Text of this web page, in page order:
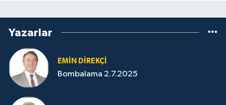
Yazarlar
EMIN DIREKÇI
Bombalama 2.7.2025